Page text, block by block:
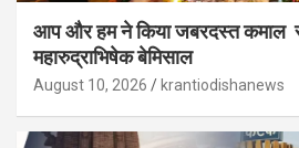
आप और हम ने किया जबरदस्त कमाल
महारुद्राभिषेक बेमिसाल
August 10, 2026 krantiodishanews